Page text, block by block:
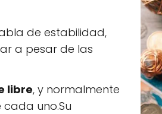
de estabilidad,
a pesar de las
libre, y normalmente
cada uno.Su